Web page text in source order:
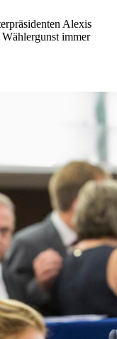
Alexis
immer